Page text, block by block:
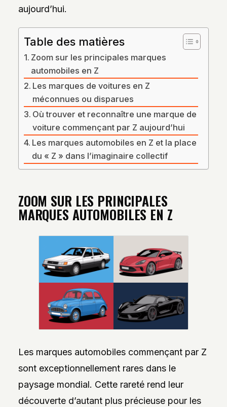
L’ESTHÉTIQUE
aujourd’hui.
Table des matières
Zoom sur les principales marques
automobiles en Z
Les marques de voitures en Z
méconnues ou disparues
Où trouver et reconnaître une marque de
voiture commençant par Z aujourd’hui
Les marques automobiles en Z et la place
du « Z » dans l’imaginaire collectif
ZOOM SUR LES PRINCIPALES
MARQUES AUTOMOBILES EN Z
Les marques automobiles commençant par Z
sont exceptionnellement rares dans le
paysage mondial. Cette rareté rend leur
découverte d’autant plus précieuse pour les